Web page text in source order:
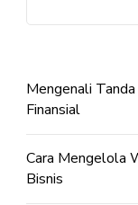
Mengenali
Finansial
Cara Mengelola
Bisnis